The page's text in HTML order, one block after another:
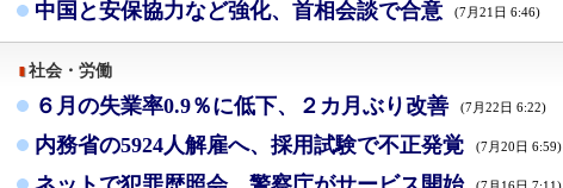
中国と安保協力など強化、首相会談で合意 (7月21日 6:46)
社会・労働
６月の失業率0.9％に低下、２カ月ぶり改善 (7月22日 6:22)
内務省の5924人解雇へ、採用試験で不正発覚 (7月20日 6:59)